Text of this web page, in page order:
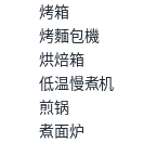
烤箱
烤麵包機
烘焙箱
低温慢煮机
煎锅
煮面炉